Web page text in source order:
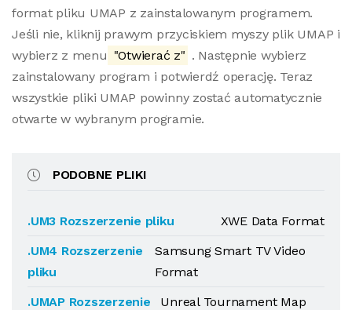
format pliku UMAP z zainstalowanym programem.
Jeśli nie, kliknij prawym przyciskiem myszy plik UMAP i
wybierz z menu "Otwierać z" . Następnie wybierz
zainstalowany program i potwierdź operację. Teraz
wszystkie pliki UMAP powinny zostać automatycznie
otwarte w wybranym programie.
PODOBNE PLIKI
.UM3 Rozszerzenie pliku
XWE Data Format
.UM4 Rozszerzenie
pliku
Samsung Smart TV Video
Format
.UMAP Rozszerzenie
Unreal Tournament Map